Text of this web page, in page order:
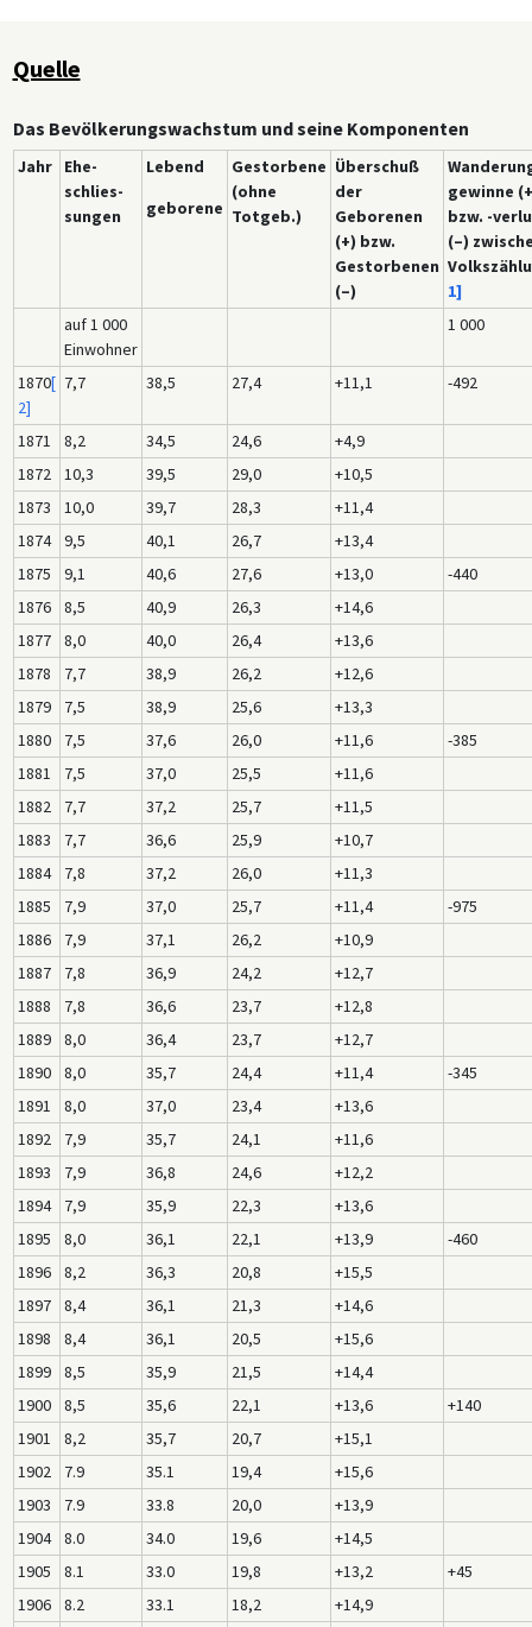
Quelle
Das Bevölkerungswachstum und seine Komponenten
Jahr
Ehe-
schlies-
sungen
Lebend
geborene
Gestorbene
(ohne
Totgeb.)
Überschuß
der
Geborenen
(+) bzw.
Gestorbenen
(–)
gewinne
bzw. -
(–)
1]
auf 1 000
Einwohner
1 000
1870[
2]
7,7 38,5 27,4 +11,1 -492
1871 8,2 34,5 24,6
+4,9
1872
10,3 39,5 29,0
+10,5
1873
10,0 39,7 28,3
+11,4
1874
9,5 40,1 26,7
+13,4
1875
9,1 40,6 27,6 +13,0
-440
1876
8,5 40,9 26,3
+14,6
1877
8,0 40,0 26,4
+13,6
1878
7,7 38,9 26,2
+12,6
1879
7,5 38,9 25,6
+13,3
1880
7,5 37,6 26,0 +11,6
-385
1881
7,5 37,0 25,5
+11,6
1882
7,7 37,2 25,7
+11,5
1883
7,7 36,6 25,9
+10,7
1884
7,8 37,2 26,0
+11,3
1885
7,9 37,0 25,7 +11,4
-975
1886
7,9 37,1 26,2
+10,9
1887
7,8 36,9 24,2
+12,7
1888
7,8 36,6 23,7
+12,8
1889
8,0 36,4 23,7
+12,7
1890
8,0 35,7 24,4 +11,4
-345
1891
8,0 37,0 23,4
+13,6
1892
7,9 35,7 24,1
+11,6
1893
7,9 36,8 24,6
+12,2
1894
7,9 35,9 22,3
+13,6
1895
8,0 36,1 22,1 +13,9
-460
1896
8,2 36,3 20,8
+15,5
1897
8,4 36,1 21,3
+14,6
1898
8,4 36,1 20,5
+15,6
1899
8,5 35,9 21,5
+14,4
1900
8,5 35,6 22,1 +13,6
+140
1901
8,2 35,7 20,7
+15,1
1902
7.9 35.1 19,4
+15,6
1903
7.9 33.8 20,0
+13,9
1904
8.0 34.0 19,6
+14,5
1905
8.1 33.0 19,8 +13,2
+45
1906
8.2 33.1 18,2 +14,9